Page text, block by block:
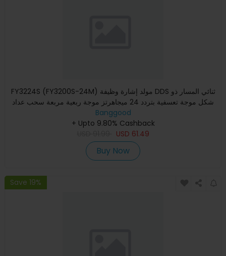
FY3224S (FY3200S-24M) مولد إشارة وظيفة DDS ثنائي المسار ذو
شكل موجة تعسفية بتردد 24 ميجاهرتز موجة ربعية مربعة سحب عداد
Banggood
+ Upto 9.80% Cashback
USD 61.49
Buy Now
Save 19%